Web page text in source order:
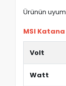
Ürünün
MSI
Volt
Watt